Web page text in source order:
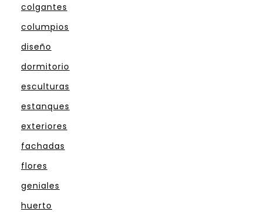
colgantes
columpios
diseño
dormitorio
esculturas
estanques
exteriores
fachadas
flores
geniales
huerto